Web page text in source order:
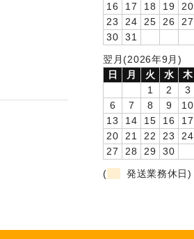
16
17 18 19 20
23
24 25 26 27
30
31
翌月(2026年9月)
日
月 火 水 木
1
2 3
6
7 8 9 10
13
14 15 16 17
20
21 22 23 24
27
28 29
30
(
発送業務休日)